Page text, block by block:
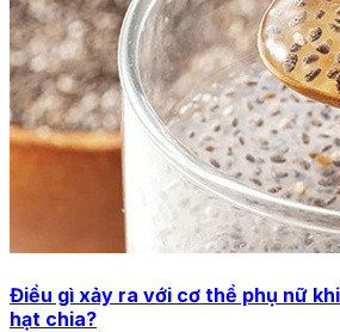
Điều gì xảy ra với cơ thể phụ nữ
hạt chia?